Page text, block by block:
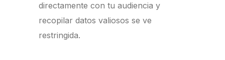
directamente con tu audiencia y
recopilar datos valiosos se ve
restringida.